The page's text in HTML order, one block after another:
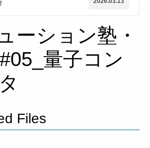
ーション塾・
量子コン
Files